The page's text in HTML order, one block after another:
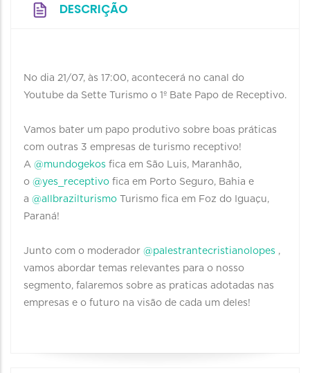
DESCRIÇÃO
No dia 21/07, às 17:00, acontecerá no canal do
Youtube da Sette Turismo o 1º Bate Papo de Receptivo.
Vamos bater um papo produtivo sobre boas práticas
com outras 3 empresas de turismo receptivo!
A @mundogekos fica em São Luis, Maranhão,
o @yes_receptivo fica em Porto Seguro, Bahia e
a @allbrazilturismo Turismo fica em Foz do Iguaçu,
Paraná!
Junto com o moderador @palestrantecristianolopes ,
vamos abordar temas relevantes para o nosso
segmento, falaremos sobre as praticas adotadas nas
empresas e o futuro na visão de cada um deles!